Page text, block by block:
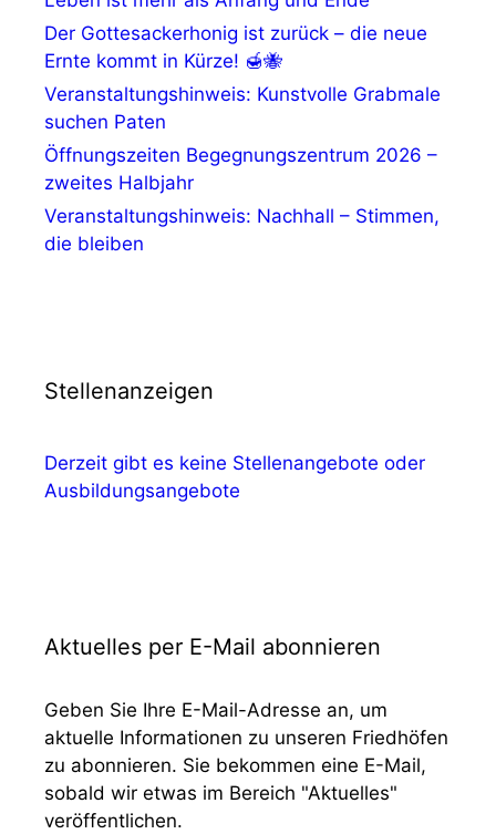
Der Gottesackerhonig ist zurück – die neue
Ernte kommt in Kürze! 🍯🐝
Veranstaltungshinweis: Kunstvolle Grabmale
suchen Paten
Öffnungszeiten Begegnungszentrum 2026 –
zweites Halbjahr
Veranstaltungshinweis: Nachhall – Stimmen,
die bleiben
Stellenanzeigen
Derzeit gibt es keine Stellenangebote oder
Ausbildungsangebote
Aktuelles per E-Mail abonnieren
Geben Sie Ihre E-Mail-Adresse an, um
aktuelle Informationen zu unseren Friedhöfen
zu abonnieren. Sie bekommen eine E-Mail,
sobald wir etwas im Bereich "Aktuelles"
veröffentlichen.